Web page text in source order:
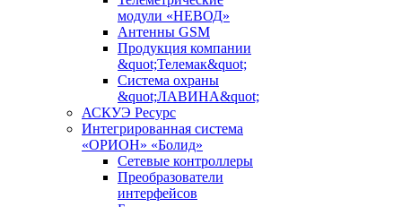
модули «НЕВОД»
Антенны GSM
Продукция компании
&quot;Телемак&quot;
Система охраны
&quot;ЛАВИНА&quot;
АСКУЭ Ресурс
Интегрированная система
«ОРИОН» «Болид»
Сетевые контроллеры
Преобразователи
интерфейсов